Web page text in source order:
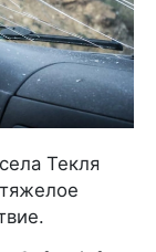
Текля